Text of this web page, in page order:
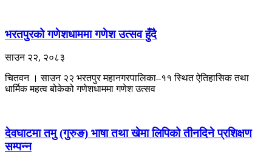
भरतपुरको गणेशधाममा गणेश उत्सव हुँदै
साउन २२, २०८३
चितवन । साउन २२ भरतपुर महानगरपालिका–११ स्थित ऐतिहासिक तथा
धार्मिक महत्व बोकेको गणेशधाममा गणेश उत्सव
देवघाटमा तमु (गुरुङ) भाषा तथा खेमा लिपिको तीनदिने प्रशिक्षण
सम्पन्न